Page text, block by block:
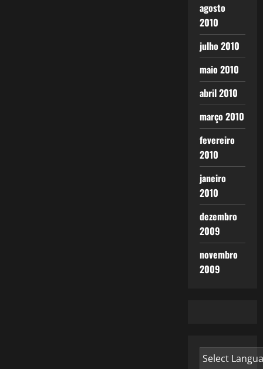
agosto
2010
julho 2010
maio 2010
abril 2010
março 2010
fevereiro
2010
janeiro
2010
dezembro
2009
novembro
2009